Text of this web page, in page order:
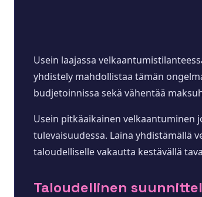
Usein laajassa
yhdistely mahdollistaa tämän
budjetoinnissa sekä vähentää
Usein pitkäaikainen
tulevaisuudessa. Laina yhdistämällä
taloudelliselle vakautta kestävällä
Taloudellinen